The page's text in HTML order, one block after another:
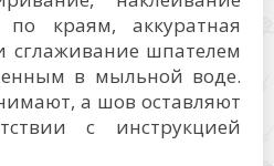
по краям, аккуратная
сглаживание шпателем
в мыльной воде.
а шов оставляют
с инструкцией